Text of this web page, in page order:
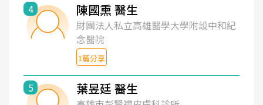
4 陳國熏 醫生
財團法人私立高雄醫學大學附設中和紀
念醫院
1篇分享
5 葉昱廷 醫生